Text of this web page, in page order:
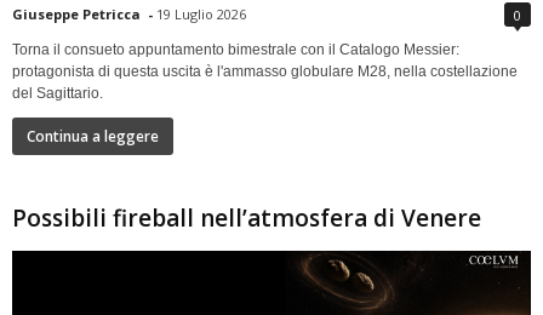
Giuseppe Petricca - 19 Luglio 2026 0
Torna il consueto appuntamento bimestrale con il Catalogo Messier:
protagonista di questa uscita è l'ammasso globulare M28, nella costellazione
del Sagittario.
Continua a leggere
Possibili fireball nell’atmosfera di Venere